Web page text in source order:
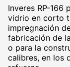
Inveres RP-166
vidrio en corto
impregnación
fabricación de
o para la
calibres, en los